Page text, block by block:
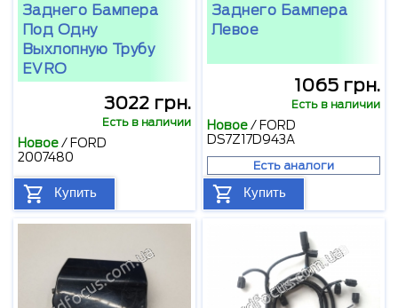
Заднего Бампера
Под Одну
Выхлопную Трубу
EVRO
3022 грн.
Есть в наличии
Новое/ FORD
2007480
Купить
Заднего Бампера
Левое
1065 грн.
Есть в наличии
Новое/ FORD
DS7Z17D943A
Есть аналоги
Купить